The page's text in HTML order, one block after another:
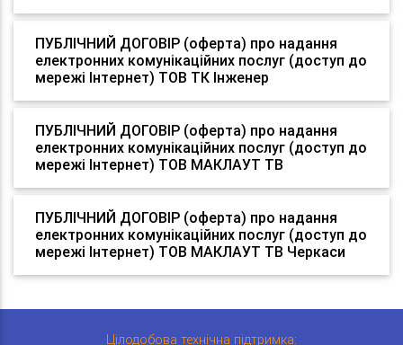
ПУБЛІЧНИЙ ДОГОВІР (оферта) про надання
електронних комунікаційних послуг (доступ до
мережі Інтернет) ТОВ ТК Інженер
ПУБЛІЧНИЙ ДОГОВІР (оферта) про надання
електронних комунікаційних послуг (доступ до
мережі Інтернет) ТОВ МАКЛАУТ ТВ
ПУБЛІЧНИЙ ДОГОВІР (оферта) про надання
електронних комунікаційних послуг (доступ до
мережі Інтернет) ТОВ МАКЛАУТ ТВ Черкаси
Цілодобова технічна підтримка: